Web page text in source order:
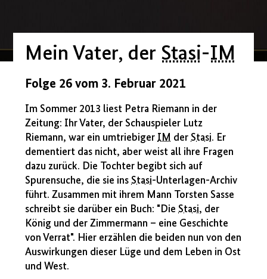
Mein Vater, der Stasi-IM
Folge 26 vom 3. Februar 2021
Im Sommer 2013 liest Petra Riemann in der
Zeitung: Ihr Vater, der Schauspieler Lutz
Riemann, war ein umtriebiger IM der Stasi. Er
dementiert das nicht, aber weist all ihre Fragen
dazu zurück. Die Tochter begibt sich auf
Spurensuche, die sie ins Stasi-Unterlagen-Archiv
führt. Zusammen mit ihrem Mann Torsten Sasse
schreibt sie darüber ein Buch: "Die Stasi, der
König und der Zimmermann – eine Geschichte
von Verrat". Hier erzählen die beiden nun von den
Auswirkungen dieser Lüge und dem Leben in Ost
und West.